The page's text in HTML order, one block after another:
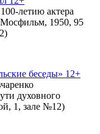
летию актера
1950, 95
беседы» 12+
духовного
1, зале №12)